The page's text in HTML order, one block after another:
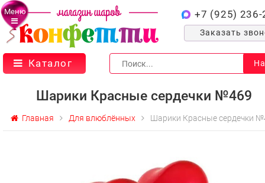
Меню +7 (925) 236-
Заказать
Каталог
Шарики Красные сердечки №469
Главная Для влюблённых Шарики Красные сердечки